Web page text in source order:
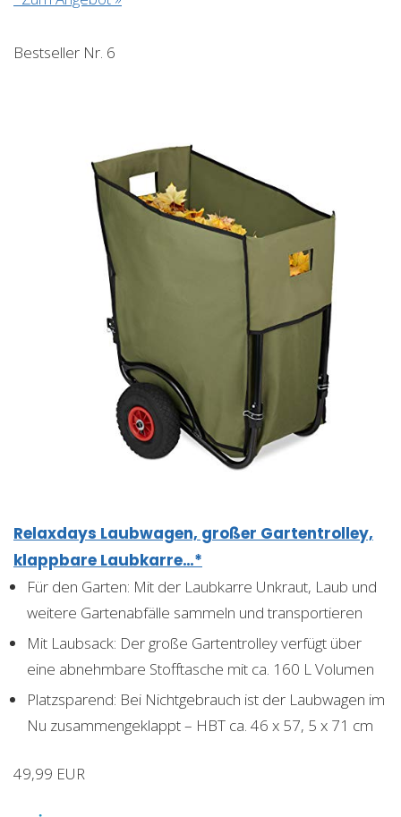
Bestseller Nr. 6
Relaxdays Laubwagen, großer Gartentrolley,
klappbare Laubkarre…*
Für den Garten: Mit der Laubkarre Unkraut, Laub und
weitere Gartenabfälle sammeln und transportieren
Mit Laubsack: Der große Gartentrolley verfügt über
eine abnehmbare Stofftasche mit ca. 160 L Volumen
Platzsparend: Bei Nichtgebrauch ist der Laubwagen im
Nu zusammengeklappt – HBT ca. 46 x 57, 5 x 71 cm
49,99 EUR